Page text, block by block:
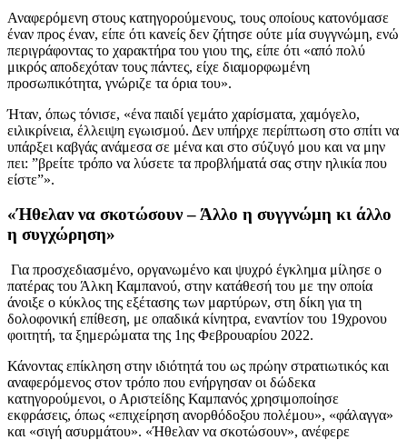
Αναφερόμενη στους κατηγορούμενους, τους οποίους κατονόμασε
έναν προς έναν, είπε ότι κανείς δεν ζήτησε ούτε μία συγγνώμη, ενώ
περιγράφοντας το χαρακτήρα του γιου της, είπε ότι «από πολύ
μικρός αποδεχόταν τους πάντες, είχε διαμορφωμένη
προσωπικότητα, γνώριζε τα όρια του».
Ήταν, όπως τόνισε, «ένα παιδί γεμάτο χαρίσματα, χαμόγελο,
ειλικρίνεια, έλλειψη εγωισμού. Δεν υπήρχε περίπτωση στο σπίτι να
υπάρξει καβγάς ανάμεσα σε μένα και στο σύζυγό μου και να μην
πει: ”βρείτε τρόπο να λύσετε τα προβλήματά σας στην ηλικία που
είστε”».
«Ήθελαν να σκοτώσουν – Άλλο η συγγνώμη κι άλλο
η συγχώρηση»
Για προσχεδιασμένο, οργανωμένο και ψυχρό έγκλημα μίλησε ο
πατέρας του Άλκη Καμπανού, στην κατάθεσή του με την οποία
άνοιξε ο κύκλος της εξέτασης των μαρτύρων, στη δίκη για τη
δολοφονική επίθεση, με οπαδικά κίνητρα, εναντίον του 19χρονου
φοιτητή, τα ξημερώματα της 1ης Φεβρουαρίου 2022.
Κάνοντας επίκληση στην ιδιότητά του ως πρώην στρατιωτικός και
αναφερόμενος στον τρόπο που ενήργησαν οι δώδεκα
κατηγορούμενοι, ο Αριστείδης Καμπανός χρησιμοποίησε
εκφράσεις, όπως «επιχείρηση ανορθόδοξου πολέμου», «φάλαγγα»
και «σιγή ασυρμάτου». «Ήθελαν να σκοτώσουν», ανέφερε